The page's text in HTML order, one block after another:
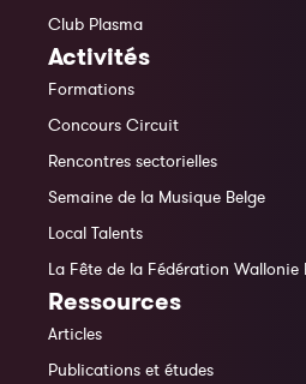
Club Plasma
Activités
Formations
Concours Circuit
Rencontres sectorielles
Semaine de la Musique Belge
Local Talents
La Fête de la Fédération Wallonie
Ressources
Articles
Publications et études